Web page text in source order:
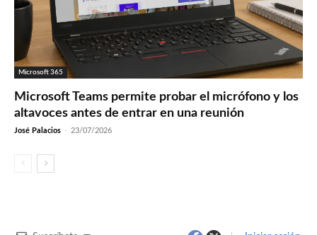
Microsoft 365
Microsoft Teams permite probar el micrófono y los
altavoces antes de entrar en una reunión
José Palacios - 23/07/2026